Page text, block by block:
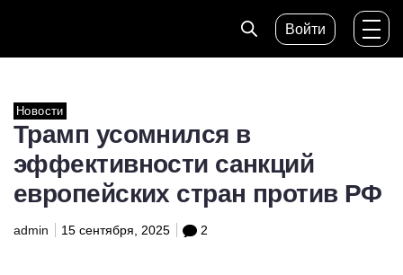
Войти
Новости
Трамп усомнился в
эффективности санкций
европейских стран против РФ
admin 15 сентября, 2025 2